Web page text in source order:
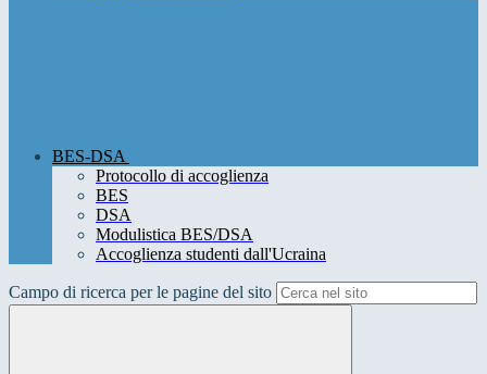
BES-DSA
Protocollo di accoglienza
BES
DSA
Modulistica BES/DSA
Accoglienza studenti dall'Ucraina
Campo di ricerca per le pagine del sito